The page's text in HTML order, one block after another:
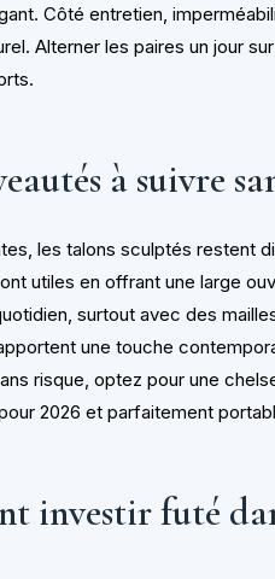
Côté entretien,
Alterner les paires un jour
à suivre
les talons sculptés restent
utiles en offrant une large
surtout avec des
une touche
risque, optez pour une
2026 et parfaitement
investir futé